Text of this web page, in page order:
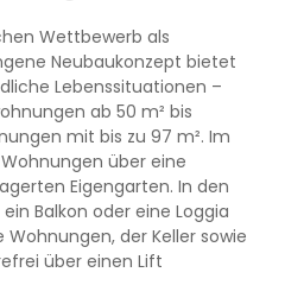
Wettbewerb als
Neubaukonzept bietet
Lebenssituationen –
ab 50 m² bis
mit bis zu 97 m². Im
über eine
Eigengarten. In den
Balkon oder eine Loggia
der Keller sowie
über einen Lift